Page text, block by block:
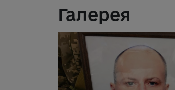
Галерея